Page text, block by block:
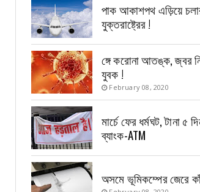
পাক আকাশপথ এড়িয়ে চলার
যুক্তরাষ্ট্রের !
ঙ্গে করোনা আতঙ্ক, জ্বর
যুবক !
February 08, 2020
মার্চে ফের ধর্মঘট, টানা ৫
ব্যাংক-ATM
অসমে ভূমিকম্পের জেরে